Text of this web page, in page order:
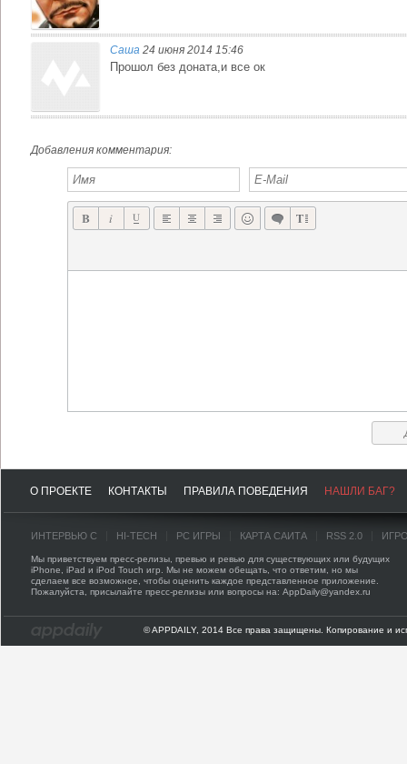
Саша 24 июня 2014 15:46
Прошол без доната,и все ок
Добавления комментария:
О ПРОЕКТЕ КОНТАКТЫ ПРАВИЛА ПОВЕДЕНИЯ НАШЛИ БАГ?
ИНТЕРВЬЮ С HI-TECH PC ИГРЫ КАРТА САЙТА RSS 2.0
Мы приветствуем пресс-релизы, превью и ревью для существующих или будущих
iPhone, iPad и iPod Touch игр. Мы не можем обещать, что ответим, но мы
сделаем все возможное, чтобы оценить каждое представленное приложение.
Пожалуйста, присылайте пресс-релизы или вопросы на: AppDaily@yandex.ru
© APPDAILY, 2014 Все права защищены. Копирование и